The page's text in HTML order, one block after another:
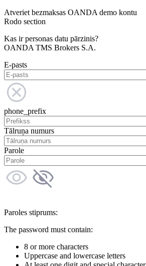
Atveriet bezmaksas OANDA demo kontu
Rodo section
Kas ir personas datu pārzinis?
OANDA TMS Brokers S.A.
E-pasts
phone_prefix
Tālruņa numurs
Parole
Paroles stiprums:
The password must contain:
8 or more characters
Uppercase and lowercase letters